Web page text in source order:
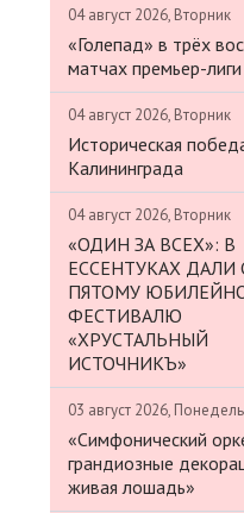
04 август 2026, Вторник
«Голепад» в трёх
матчах премьер-лиги
04 август 2026, Вторник
Историческая
Калининграда
04 август 2026, Вторник
«ОДИН ЗА ВСЕХ»: В
ЕССЕНТУКАХ ДАЛИ
ПЯТОМУ
ФЕСТИВАЛЮ
«ХРУСТАЛЬНЫЙ
ИСТОЧНИКЪ»
03 август 2026,
«Симфонический
грандиозные
живая лошадь»